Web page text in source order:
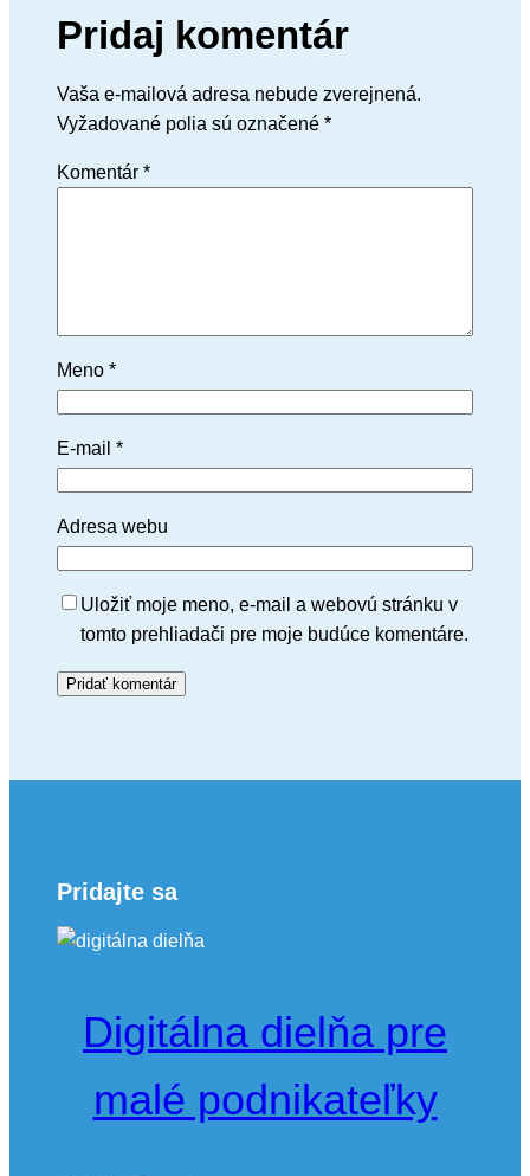
Pridaj komentár
Vaša e-mailová adresa nebude zverejnená.
Vyžadované polia sú označené *
Komentár *
Meno *
E-mail *
Adresa webu
Uložiť moje meno, e-mail a webovú stránku v
tomto prehliadači pre moje budúce komentáre.
Pridajte sa
Digitálna dielňa pre
malé podnikateľky